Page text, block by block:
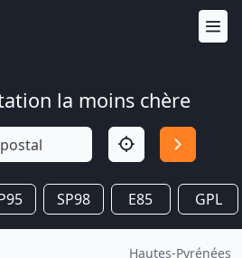
la moins chère
SP98 E85 GPL
Hautes-Pyrénées